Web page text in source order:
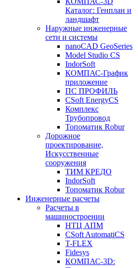
Каталог: Генплан и
ландшафт
Наружные инженерные
сети и системы
nanoCAD GeoSeries
Model Studio CS
IndorSoft
КОМПАС-График
приложение
ПС ПРОФИЛЬ
CSoft EnergyCS
Комплекс
Трубопровод
Топоматик Robur
Дорожное
проектирование,
Искусственные
сооружения
ТИМ КРЕДО
IndorSoft
Топоматик Robur
Инженерные расчеты
Расчеты в
машиностроении
НТЦ АПМ
CSoft AutomatiCS
T-FLEX
Fidesys
КОМПАС-3D: